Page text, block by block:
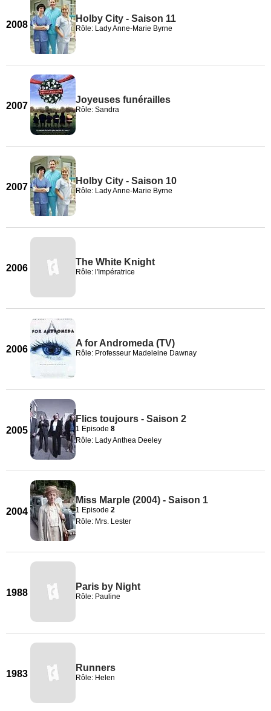
2008
Holby City - Saison 11
Rôle: Lady Anne-Marie Byrne
2007
Joyeuses funérailles
Rôle: Sandra
2007
Holby City - Saison 10
Rôle: Lady Anne-Marie Byrne
2006
The White Knight
Rôle: l'Impératrice
2006
A for Andromeda (TV)
Rôle: Professeur Madeleine Dawnay
2005
Flics toujours - Saison 2
1 Episode 8
Rôle: Lady Anthea Deeley
2004
Miss Marple (2004) - Saison 1
1 Episode 2
Rôle: Mrs. Lester
1988
Paris by Night
Rôle: Pauline
1983
Runners
Rôle: Helen